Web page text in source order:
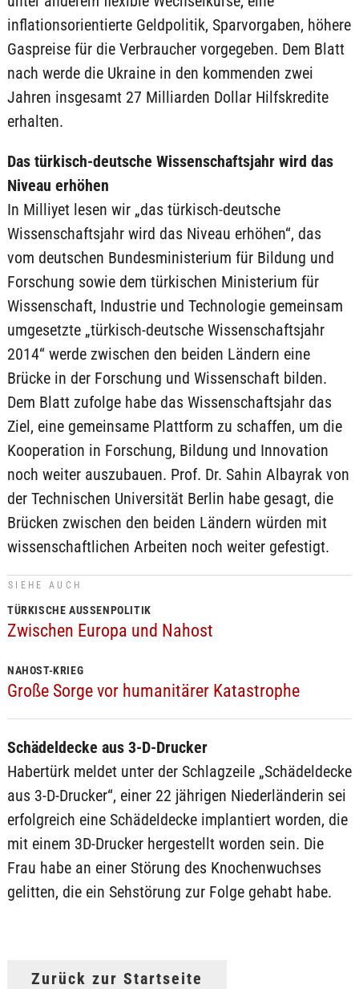
inflationsorientierte Geldpolitik, Sparvorgaben, höhere
Gaspreise für die Verbraucher vorgegeben. Dem Blatt
nach werde die Ukraine in den kommenden zwei
Jahren insgesamt 27 Milliarden Dollar Hilfskredite
erhalten.
Das türkisch-deutsche Wissenschaftsjahr wird das
Niveau erhöhen
In Milliyet lesen wir „das türkisch-deutsche
Wissenschaftsjahr wird das Niveau erhöhen“, das
vom deutschen Bundesministerium für Bildung und
Forschung sowie dem türkischen Ministerium für
Wissenschaft, Industrie und Technologie gemeinsam
umgesetzte „türkisch-deutsche Wissenschaftsjahr
2014“ werde zwischen den beiden Ländern eine
Brücke in der Forschung und Wissenschaft bilden.
Dem Blatt zufolge habe das Wissenschaftsjahr das
Ziel, eine gemeinsame Plattform zu schaffen, um die
Kooperation in Forschung, Bildung und Innovation
noch weiter auszubauen. Prof. Dr. Sahin Albayrak von
der Technischen Universität Berlin habe gesagt, die
Brücken zwischen den beiden Ländern würden mit
wissenschaftlichen Arbeiten noch weiter gefestigt.
SIEHE AUCH
TÜRKISCHE AUSSENPOLITIK
Zwischen Europa und Nahost
NAHOST-KRIEG
Große Sorge vor humanitärer Katastrophe
Schädeldecke aus 3-D-Drucker
Habertürk meldet unter der Schlagzeile „Schädeldecke
aus 3-D-Drucker“, einer 22 jährigen Niederländerin sei
erfolgreich eine Schädeldecke implantiert worden, die
mit einem 3D-Drucker hergestellt worden sein. Die
Frau habe an einer Störung des Knochenwuchses
gelitten, die ein Sehstörung zur Folge gehabt habe.
Zurück zur Startseite